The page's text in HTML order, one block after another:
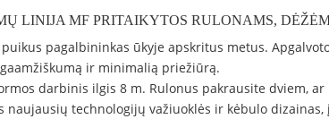
LINIJA MF PRITAIKYTOS RULONAMS,
puikus pagalbininkas ūkyje apskritus metus.
ir minimalią priežiūrą.
darbinis ilgis 8 m. Rulonus pakrausite dviem,
naujausių technologijų važiuoklės ir kėbulo